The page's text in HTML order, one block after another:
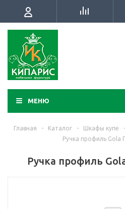
МЕНЮ
Главная - Каталог - Шкафы купе -
Ручка профиль Gola
Ручка профиль